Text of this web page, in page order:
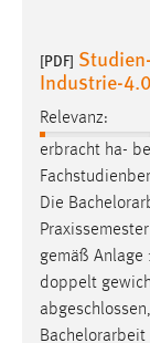
[PDF]
Industrie-
Relevanz:
erbracht ha-
Die
gemäß Anlage
doppelt
Bachelorarbeit